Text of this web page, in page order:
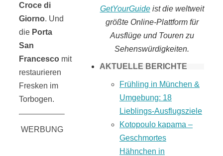
Croce di
Giorno. Und
die Porta
San
Francesco mit
restaurieren
Fresken im
Torbogen.
WERBUNG
GetYourGuideist die weltweit
größte Online-Plattform für
Ausflüge und Touren zu
Sehenswürdigkeiten.
AKTUELLE BERICHTE
Frühling in München &
Umgebung: 18
Lieblings-Ausflugsziele
Kotopoulo kapama –
Geschmortes
Hähnchen in